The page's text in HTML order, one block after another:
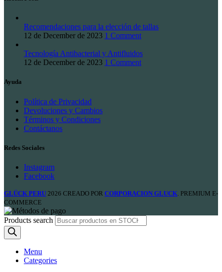
Recomendaciones para la elección de tallas
12 de December de 2023 1 Comment
Tecnología Antibacterial y Antifluidos
12 de December de 2023 1 Comment
Ayuda
Política de Privacidad
Devoluciones y Cambios
Términos y Condiciones
Contáctanos
Redes Sociales
Instagram
Facebook
GLÜCK PERU 2026 CREADO POR CORPORACION GLUCK . PREMIUM E-
COMMERCE
Products search
Menu
Categories